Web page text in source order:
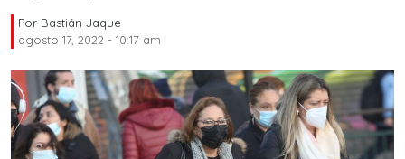
Por Bastián Jaque
agosto 17, 2022 - 10:17 am